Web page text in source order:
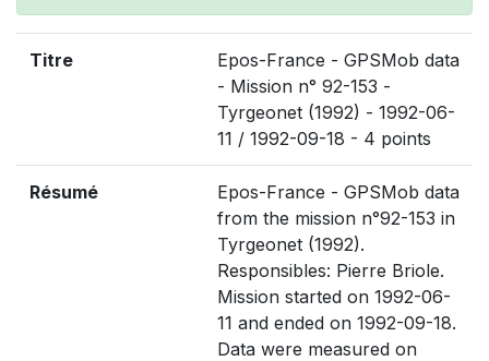
Titre
Epos-France - GPSMob data
- Mission n° 92-153 -
Tyrgeonet (1992) - 1992-06-
11 / 1992-09-18 - 4 points
Résumé
Epos-France - GPSMob data
from the mission n°92-153 in
Tyrgeonet (1992).
Responsibles: Pierre Briole.
Mission started on 1992-06-
11 and ended on 1992-09-18.
Data were measured on